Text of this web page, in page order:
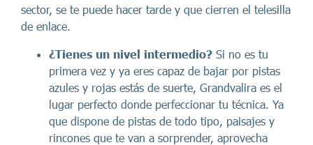
sector, se te puede hacer tarde y que cierren el telesilla
de enlace.
¿Tienes un nivel intermedio? Si no es tu
primera vez y ya eres capaz de bajar por pistas
azules y rojas estás de suerte, Grandvalira es el
lugar perfecto donde perfeccionar tu técnica. Ya
que dispone de pistas de todo tipo, paisajes y
rincones que te van a sorprender, aprovecha